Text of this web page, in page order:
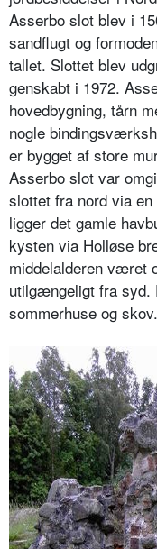
Asserbo slot blev i
sandflugt og
tallet. Slottet blev
genskabt i 1972.
hovedbygning, tårn
nogle
er bygget af store
Asserbo slot var
slottet fra nord via
ligger det gamle
kysten via Holløse
middelalderen været
utilgængeligt fra syd.
sommerhuse og skov.